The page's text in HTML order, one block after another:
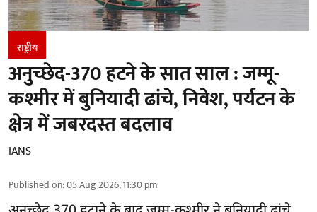
राष्ट्रीय
अनुच्छेद-370 हटने के सात साल : जम्मू-
कश्मीर में बुनियादी ढांचे, निवेश, पर्यटन के
क्षेत्र में जबरदस्त बदलाव
IANS
Published on:05 Aug 2026, 11:30 pm